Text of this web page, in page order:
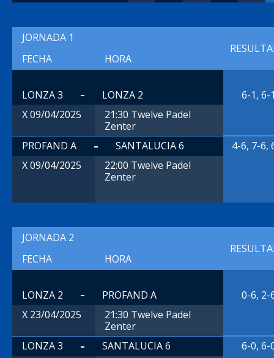
JORNADA 1
FECHA
HORA
LONZA 3
LONZA 2
X 09/04/2025
21:30 Twelve Padel
Zenter
6-1, 6-
PROFAND A
SANTALUCIA 6
X 09/04/2025
22:00 Twelve Padel
Zenter
4-6, 7-6,
JORNADA 2
FECHA
HORA
LONZA 2
PROFAND A
X 23/04/2025
21:30 Twelve Padel
Zenter
0-6, 2-
LONZA 3
SANTALUCIA 6
6-0, 6-